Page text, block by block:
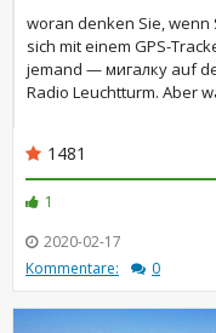
woran denken Sie, wenn
sich mit einem GPS-
jemand — мигалку auf
Radio Leuchtturm. Aber
1481
1
2020-02-17
Kommentare:
0